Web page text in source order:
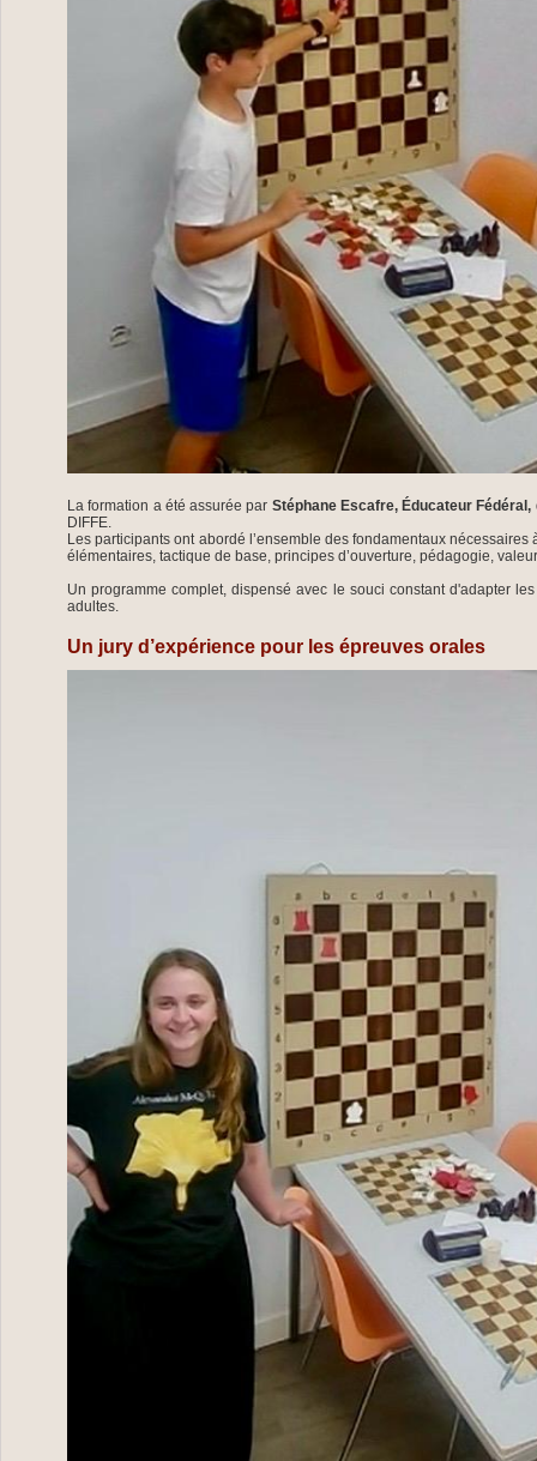
La formation a été assurée par Stéphane Escafre, Éducateur Fédéral,
DIFFE.
Les participants ont abordé l’ensemble des fondamentaux
élémentaires, tactique de base, principes d’ouverture, pédagogie,
Un programme complet, dispensé avec le souci constant d'adapter
adultes.
Un jury d’expérience pour les épreuves orales